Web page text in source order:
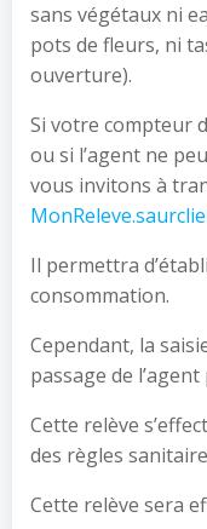
sans végétaux ni
pots de fleurs, ni
ouverture).
Si votre compteur
ou si l’agent ne
vous invitons à
Il permettra
consommation.
Cependant, la
passage de
Cette relève
des règles
Cette relève sera